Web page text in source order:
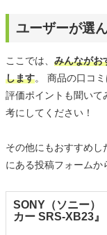
ユーザーが選
ここでは、 みんながお
します。 商品の口コ
評価ポイントも聞いて
考にしてください！
その他にもおすすめ
にある投稿フォームか
SONY（ソニー）
カー SRS-XB23』